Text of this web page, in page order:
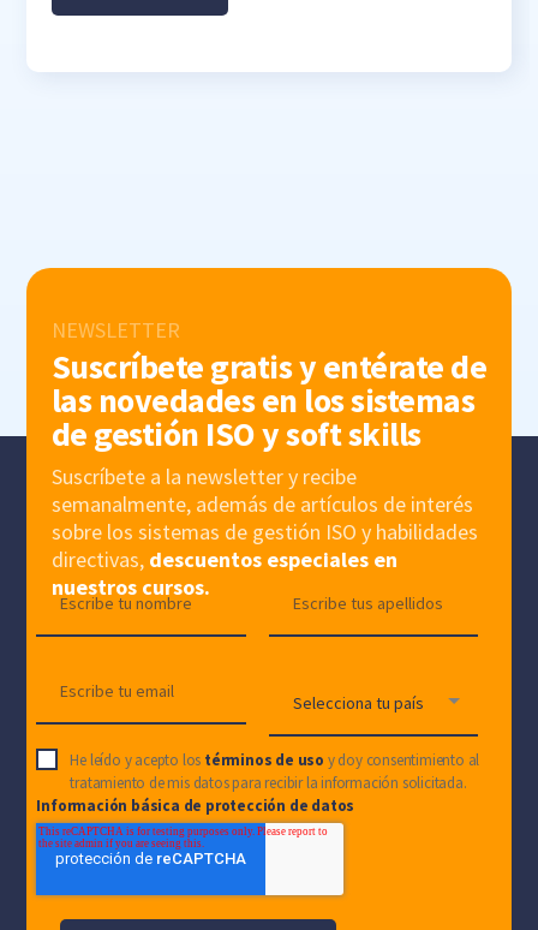
NEWSLETTER
Suscríbete gratis y entérate de
las novedades en los sistemas
de gestión ISO y soft skills
Suscríbete a la newsletter y recibe
semanalmente, además de artículos de interés
sobre los sistemas de gestión ISO y habilidades
directivas, descuentos especiales en
nuestros cursos.
He leído y acepto los términos de uso y doy consentimiento al
tratamiento de mis datos para recibir la información solicitada.
Información básica de protección de datos